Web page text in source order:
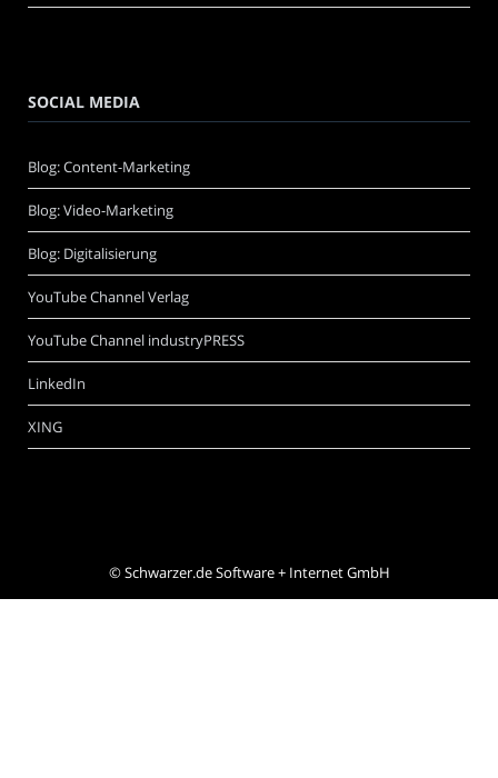
SOCIAL MEDIA
Blog: Content-Marketing
Blog: Video-Marketing
Blog: Digitalisierung
YouTube Channel Verlag
YouTube Channel industryPRESS
LinkedIn
XING
©Schwarzer.de Software + Internet GmbH